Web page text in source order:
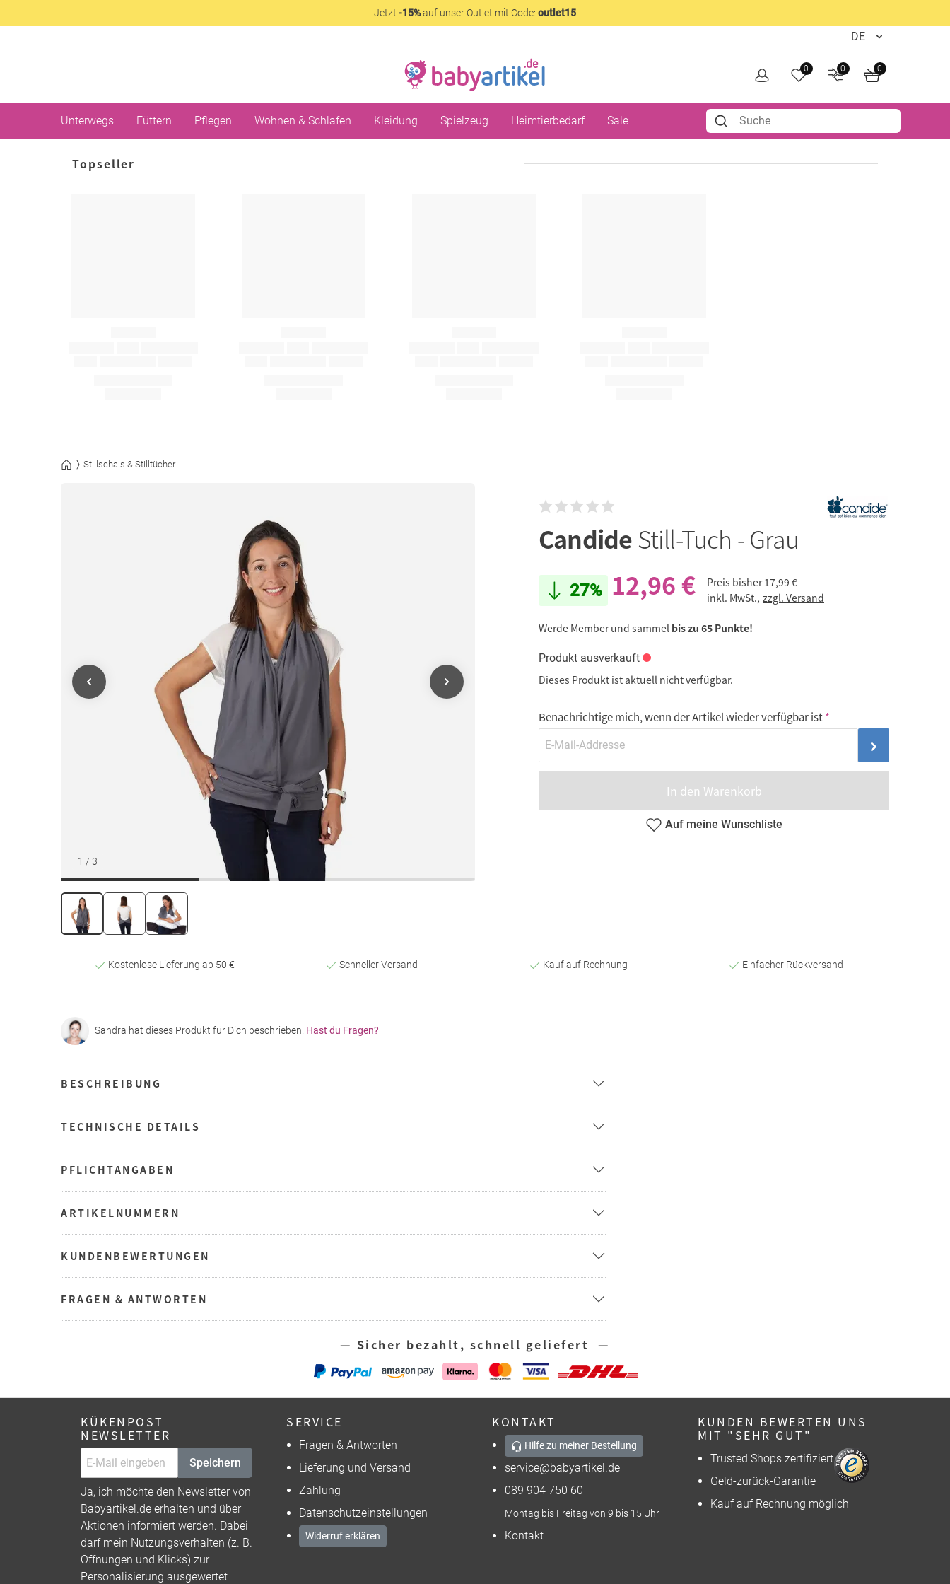
Jetzt -15%auf unser Outlet mit Code: outlet15
0 0 0
Unterwegs Füttern Pflegen Wohnen & Schlafen Kleidung Spielzeug Heimtierbedarf Sale
Topseller
Stillschals & Stilltücher
1 / 3
Candide Still-Tuch - Grau
27% 12,96 € Preis bisher 17,99 €
inkl. MwSt., zzgl. Versand
Werde Member und sammel bis zu 65 Punkte!
Produkt ausverkauft
Dieses Produkt ist aktuell nicht verfügbar.
Benachrichtige mich, wenn der Artikel wieder verfügbar ist
In den Warenkorb
Auf meine Wunschliste
Kostenlose Lieferung ab 50 € Schneller Versand Kauf auf Rechnung Einfacher Rückversand
Sandra hat dieses Produkt für Dich beschrieben. Hast du Fragen?
BESCHREIBUNG
TECHNISCHE DETAILS
PFLICHTANGABEN
ARTIKELNUMMERN
KUNDENBEWERTUNGEN
FRAGEN & ANTWORTEN
— Sicher bezahlt, schnell geliefert —
KÜKENPOST
NEWSLETTER
Speichern
Ja, ich möchte den Newsletter von
Babyartikel.de erhalten und über
Aktionen informiert werden. Dabei
darf mein Nutzungsverhalten (z. B.
Öffnungen und Klicks) zur
Personalisierung ausgewertet
SERVICE
Fragen & Antworten
Lieferung und Versand
Zahlung
Datenschutzeinstellungen
Widerruf erklären
KONTAKT
Hilfe zu meiner Bestellung
service@babyartikel.de
089 904 750 60
Montag bis Freitag von 9 bis 15 Uhr
Kontakt
KUNDEN BEWERTEN UNS
MIT "SEHR GUT"
Trusted Shops zertifiziert
Geld-zurück-Garantie
Kauf auf Rechnung möglich